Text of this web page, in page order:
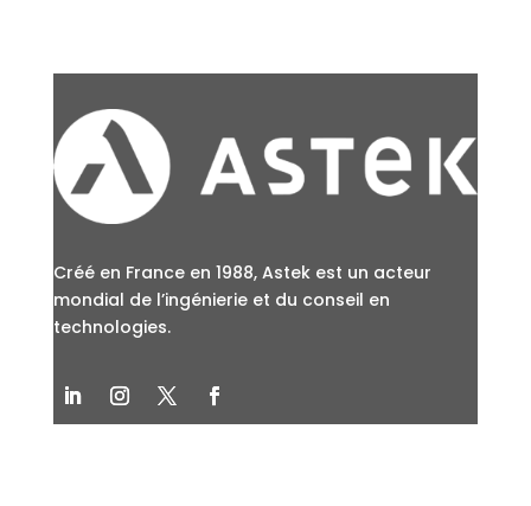
Créé en France en 1988, Astek est un acteur
mondial de l’ingénierie et du conseil en
technologies.